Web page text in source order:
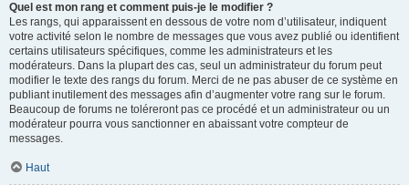
Quel est mon rang et comment puis-je le modifier ?
Les rangs, qui apparaissent en dessous de votre nom d’utilisateur, indiquent
votre activité selon le nombre de messages que vous avez publié ou identifient
certains utilisateurs spécifiques, comme les administrateurs et les
modérateurs. Dans la plupart des cas, seul un administrateur du forum peut
modifier le texte des rangs du forum. Merci de ne pas abuser de ce système en
publiant inutilement des messages afin d’augmenter votre rang sur le forum.
Beaucoup de forums ne toléreront pas ce procédé et un administrateur ou un
modérateur pourra vous sanctionner en abaissant votre compteur de
messages.
Haut